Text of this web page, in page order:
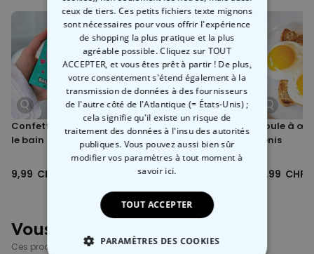
Avec une poche kangourou confortable à l'avant, une capuche et
une doublure moelleuse, ce pull ne fait pas qu’attirer les regards, il
est aussi incroyablement confortable. Idéal pour les journées
fraîches et pour vous mettre de bonne humeur.
Retourner sur l'envers avant lavage (préserve les couleurs et le
motif imprimé)
Grammage: coton 280 g/m²
80% coton / 20% polyester
Certifié végan
Conditions de travail équitables et production respectueuse de
l’environnement
Imprimé en Autriche
Des écarts par rapport au tableau des tailles jusqu'à env. +/-5%
sont possibles
Confettis cœur pour
le bain
9,99 CHF
Chaufferettes Cœur
12,99 CHF
Moule à
pénis
12,99 CHF
Vous avez vu ?
Ces produits pourraient aussi vous intéresser
ceux de tiers. Ces petits fichiers texte mignons
sont nécessaires pour vous offrir l'expérience
de shopping la plus pratique et la plus
agréable possible. Cliquez sur TOUT
ACCEPTER, et vous êtes prêt à partir ! De plus,
votre consentement s'étend également à la
transmission de données à des fournisseurs
de l'autre côté de l'Atlantique (= États-Unis) ;
cela signifie qu'il existe un risque de
traitement des données à l'insu des autorités
publiques. Vous pouvez aussi bien sûr
modifier vos paramètres à tout momentà
savoir ici.
TOUT ACCEPTER
PARAMÈTRES DES COOKIES